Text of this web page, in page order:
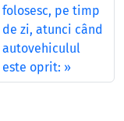
folosesc, pe timp
de zi, atunci când
autovehiculul
este oprit: